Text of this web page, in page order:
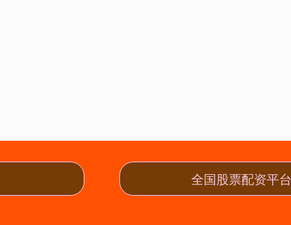
全国股票配资平台